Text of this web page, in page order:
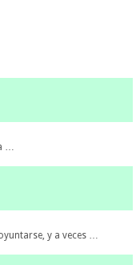
…
y a veces …